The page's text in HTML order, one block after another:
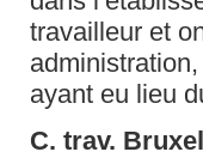
travailleur et
ayant eu lieu
C. trav.